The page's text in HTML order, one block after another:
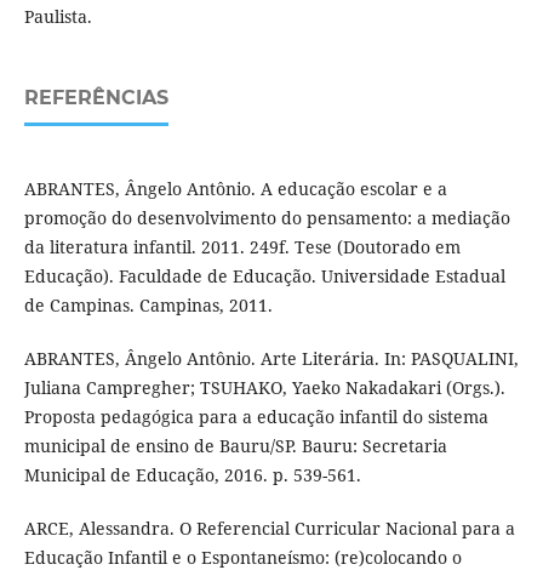
Paulista.
REFERÊNCIAS
ABRANTES, Ângelo Antônio. A educação escolar e a
promoção do desenvolvimento do pensamento: a mediação
da literatura infantil. 2011. 249f. Tese (Doutorado em
Educação). Faculdade de Educação. Universidade Estadual
de Campinas. Campinas, 2011.
ABRANTES, Ângelo Antônio. Arte Literária. In: PASQUALINI,
Juliana Campregher; TSUHAKO, Yaeko Nakadakari (Orgs.).
Proposta pedagógica para a educação infantil do sistema
municipal de ensino de Bauru/SP. Bauru: Secretaria
Municipal de Educação, 2016. p. 539-561.
ARCE, Alessandra. O Referencial Curricular Nacional para a
Educação Infantil e o Espontaneísmo: (re)colocando o